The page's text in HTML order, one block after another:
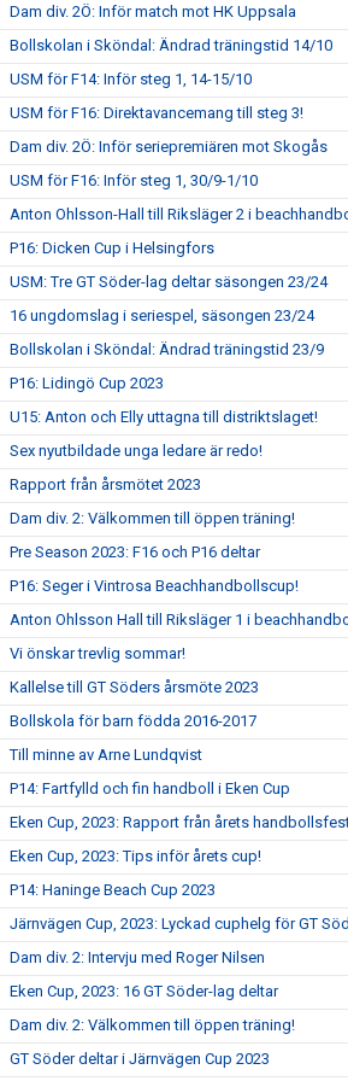
Dam div. 2Ö: Inför match mot HK Uppsala
Bollskolan i Sköndal: Ändrad träningstid 14/10
USM för F14: Inför steg 1, 14-15/10
USM för F16: Direktavancemang till steg 3!
Dam div. 2Ö: Inför seriepremiären mot Skogås
USM för F16: Inför steg 1, 30/9-1/10
Anton Ohlsson-Hall till Riksläger 2 i
P16: Dicken Cup i Helsingfors
USM: Tre GT Söder-lag deltar säsongen 23/24
16 ungdomslag i seriespel, säsongen 23/24
Bollskolan i Sköndal: Ändrad träningstid 23/9
P16: Lidingö Cup 2023
U15: Anton och Elly uttagna till distriktslaget!
Sex nyutbildade unga ledare är redo!
Rapport från årsmötet 2023
Dam div. 2: Välkommen till öppen träning!
Pre Season 2023: F16 och P16 deltar
P16: Seger i Vintrosa Beachhandbollscup!
Anton Ohlsson Hall till Riksläger 1 i
Vi önskar trevlig sommar!
Kallelse till GT Söders årsmöte 2023
Bollskola för barn födda 2016-2017
Till minne av Arne Lundqvist
P14: Fartfylld och fin handboll i Eken Cup
Eken Cup, 2023: Rapport från årets
Eken Cup, 2023: Tips inför årets cup!
P14: Haninge Beach Cup 2023
Järnvägen Cup, 2023: Lyckad cuphelg för GT
Dam div. 2: Intervju med Roger Nilsen
Eken Cup, 2023: 16 GT Söder-lag deltar
Dam div. 2: Välkommen till öppen träning!
GT Söder deltar i Järnvägen Cup 2023